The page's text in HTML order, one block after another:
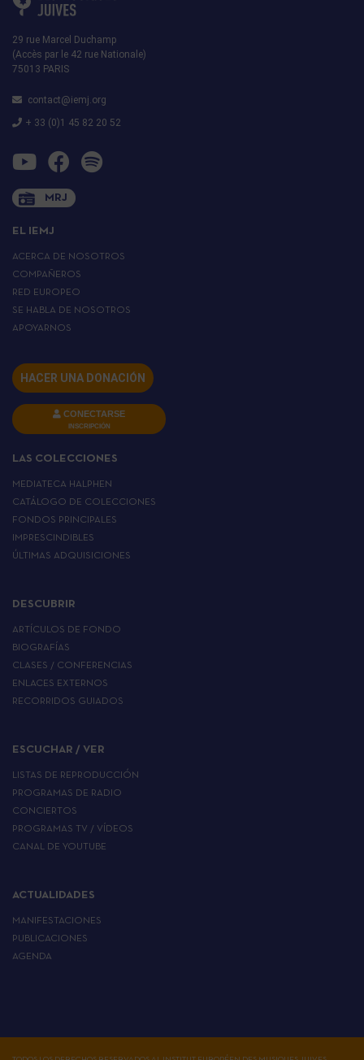
29 rue Marcel Duchamp
(Accès par le 42 rue Nationale)
75013 PARIS
contact@iemj.org
+ 33 (0)1 45 82 20 52
MRJ
EL IEMJ
ACERCA DE NOSOTROS
COMPAÑEROS
RED EUROPEO
SE HABLA DE NOSOTROS
APOYARNOS
HACER UNA DONACIÓN
CONECTARSE
INSCRIPCIÓN
LAS COLECCIONES
MEDIATECA HALPHEN
CATÁLOGO DE COLECCIONES
FONDOS PRINCIPALES
IMPRESCINDIBLES
ÚLTIMAS ADQUISICIONES
DESCUBRIR
ARTÍCULOS DE FONDO
BIOGRAFÍAS
CLASES / CONFERENCIAS
ENLACES EXTERNOS
RECORRIDOS GUIADOS
ESCUCHAR / VER
LISTAS DE REPRODUCCIÓN
PROGRAMAS DE RADIO
CONCIERTOS
PROGRAMAS TV / VÍDEOS
CANAL DE YOUTUBE
ACTUALIDADES
MANIFESTACIONES
PUBLICACIONES
AGENDA